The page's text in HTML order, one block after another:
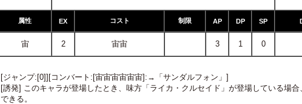
属性 EX コスト 制限 AP DP SP
宙 2 宙宙 3 1 0
[ジャンプ:[0]][コンバート:[宙宙宙宙宙宙]:→「サンダルフォン」]
[誘発] このキャラが登場したとき、味方「ライカ・クルセイド」が登場している場
できる。